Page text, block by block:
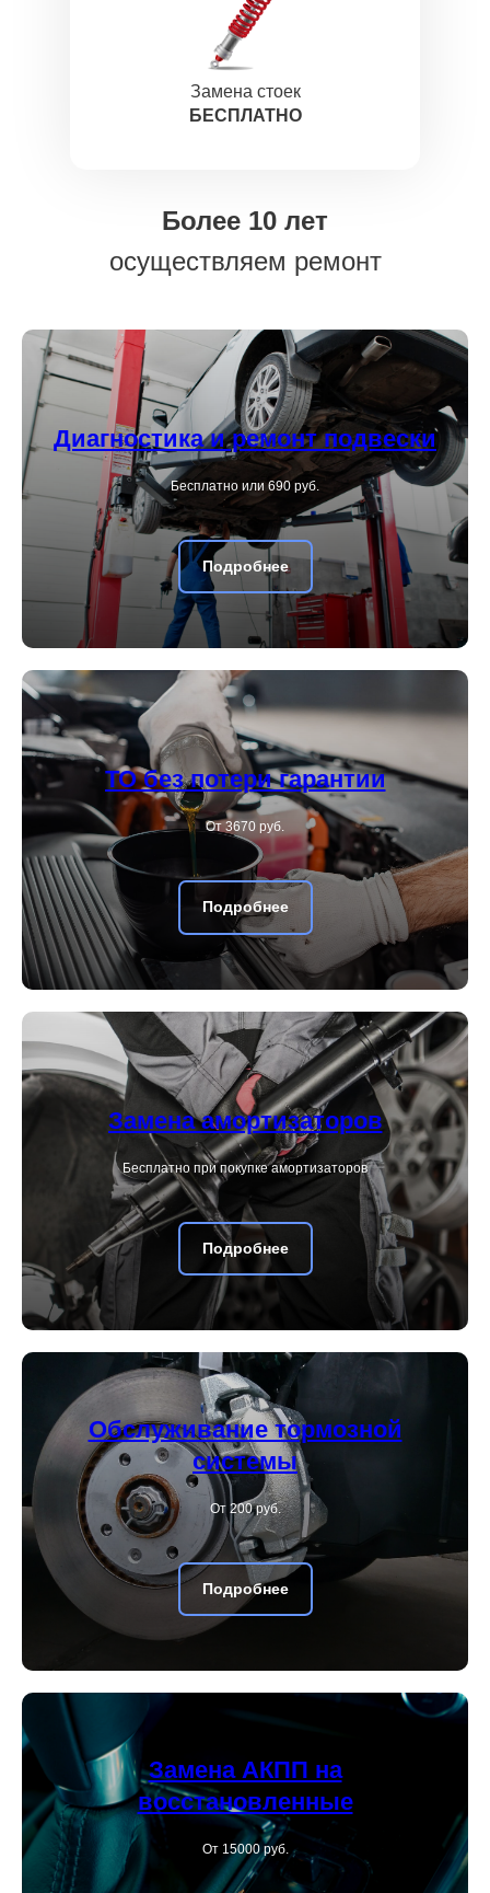
Замена стоек
БЕСПЛАТНО
Более 10 лет
осуществляем ремонт
Диагностика и ремонт подвески
Бесплатно или 690 руб.
Подробнее
ТО без потери гарантии
От 3670 руб.
Подробнее
Замена амортизаторов
Бесплатно при покупке амортизаторов
Подробнее
Обслуживание тормозной
системы
От 200 руб.
Подробнее
Замена АКПП на
восстановленные
От 15000 руб.